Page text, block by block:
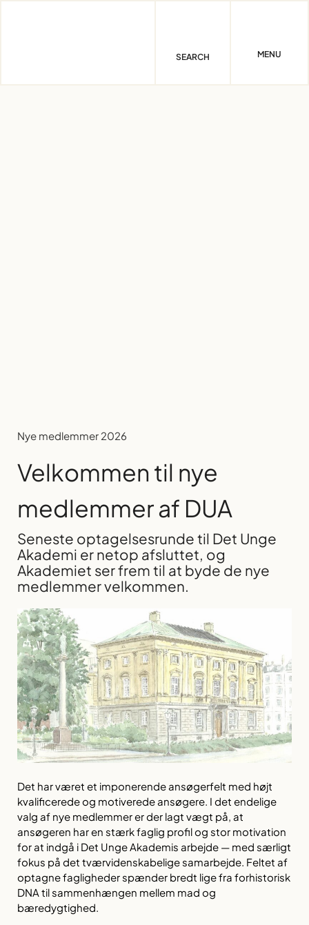
SEARCH MENU
Nye medlemmer 2026
Velkommen til nye
medlemmer af DUA
Seneste optagelsesrunde til Det Unge
Akademi er netop afsluttet, og
Akademiet ser frem til at byde de nye
medlemmer velkommen.
Det har været et imponerende ansøgerfelt med højt
kvalificerede og motiverede ansøgere. I det endelige
valg af nye medlemmer er der lagt vægt på, at
ansøgeren har en stærk faglig profil og stor motivation
for at indgå i Det Unge Akademis arbejde — med særligt
fokus på det tværvidenskabelige samarbejde. Feltet af
optagne fagligheder spænder bredt lige fra forhistorisk
DNA til sammenhængen mellem mad og
bæredygtighed.